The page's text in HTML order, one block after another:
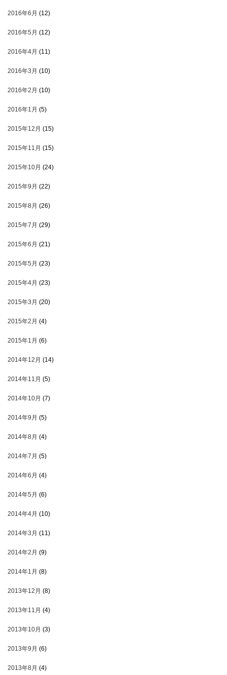
2016年6月 (12)
2016年5月 (12)
2016年4月 (11)
2016年3月 (10)
2016年2月 (10)
2016年1月 (5)
2015年12月 (15)
2015年11月 (15)
2015年10月 (24)
2015年9月 (22)
2015年8月 (26)
2015年7月 (29)
2015年6月 (21)
2015年5月 (23)
2015年4月 (23)
2015年3月 (20)
2015年2月 (4)
2015年1月 (6)
2014年12月 (14)
2014年11月 (5)
2014年10月 (7)
2014年9月 (5)
2014年8月 (4)
2014年7月 (5)
2014年6月 (4)
2014年5月 (6)
2014年4月 (10)
2014年3月 (11)
2014年2月 (9)
2014年1月 (8)
2013年12月 (8)
2013年11月 (4)
2013年10月 (3)
2013年9月 (6)
2013年8月 (4)